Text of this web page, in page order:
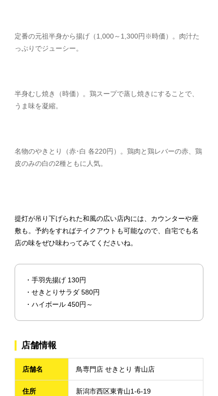
定番の元祖半身から揚げ（1,000～1,300円※時価）。肉汁た
っぷりでジューシー。
半身むし焼き（時価）。鶏スープで蒸し焼きにすることで、
うま味を凝縮。
名物のやきとり（赤･白 各220円）。鶏肉と鶏レバーの赤、鶏
皮のみの白の2種ともに人気。
提灯が吊り下げられた和風の広い店内には、カウンターや座
敷も。予約をすればテイクアウトも可能なので、自宅でも名
店の味をぜひ味わってみてくださいね。
・手羽先揚げ 130円
・せきとりサラダ 580円
・ハイボール 450円～
店舗情報
店舗名 鳥専門店 せきとり 青山店
住所 新潟市西区東青山1-6-19